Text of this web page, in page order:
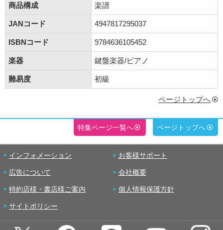
商品構成 楽譜
JANコード 4947817295037
ISBNコード 9784636105452
楽器 鍵盤楽器/ピアノ
難易度 初級
ページトップへ
特集ページ一覧へ ページトップへ
インフォメーション お客様サポート
広告について 会社概要
特約店様・書店様ご案内 個人情報保護方針
サイトポリシー